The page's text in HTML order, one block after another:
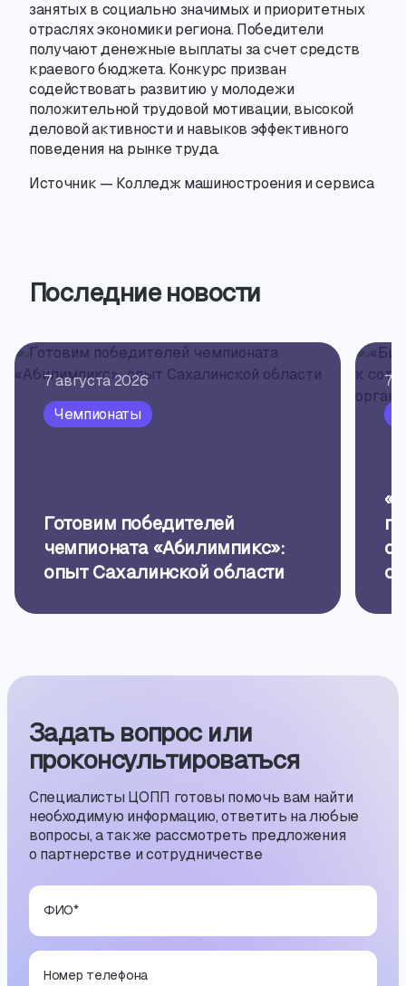
занятых в социально значимых и приоритетных
отраслях экономики региона. Победители
получают денежные выплаты за счет средств
краевого бюджета. Конкурс призван
содействовать развитию у молодежи
положительной трудовой мотивации, высокой
деловой активности и навыков эффективного
поведения на рынке труда.
Источник — Колледж машиностроения и сервиса
Последние новости
7 августа 2026
Чемпионаты
Готовим победителей
чемпионата «Абилимпикс»:
опыт Сахалинской области
7
Задать вопрос или
проконсуль­тиро­ваться
Специалисты ЦОПП готовы помочь вам найти
необходимую информацию, ответить на любые
вопросы, а также рассмотреть предложения
о партнерстве и сотрудничестве
ФИО*
Номер телефона